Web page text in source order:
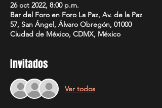
26 oct 2022, 8:00 p.m.
Bar del Foro en Foro La Paz, Av. de la Paz
57, San Ángel, Álvaro Obregón, 01000
Ciudad de México, CDMX, México
Invitados
Ver todos